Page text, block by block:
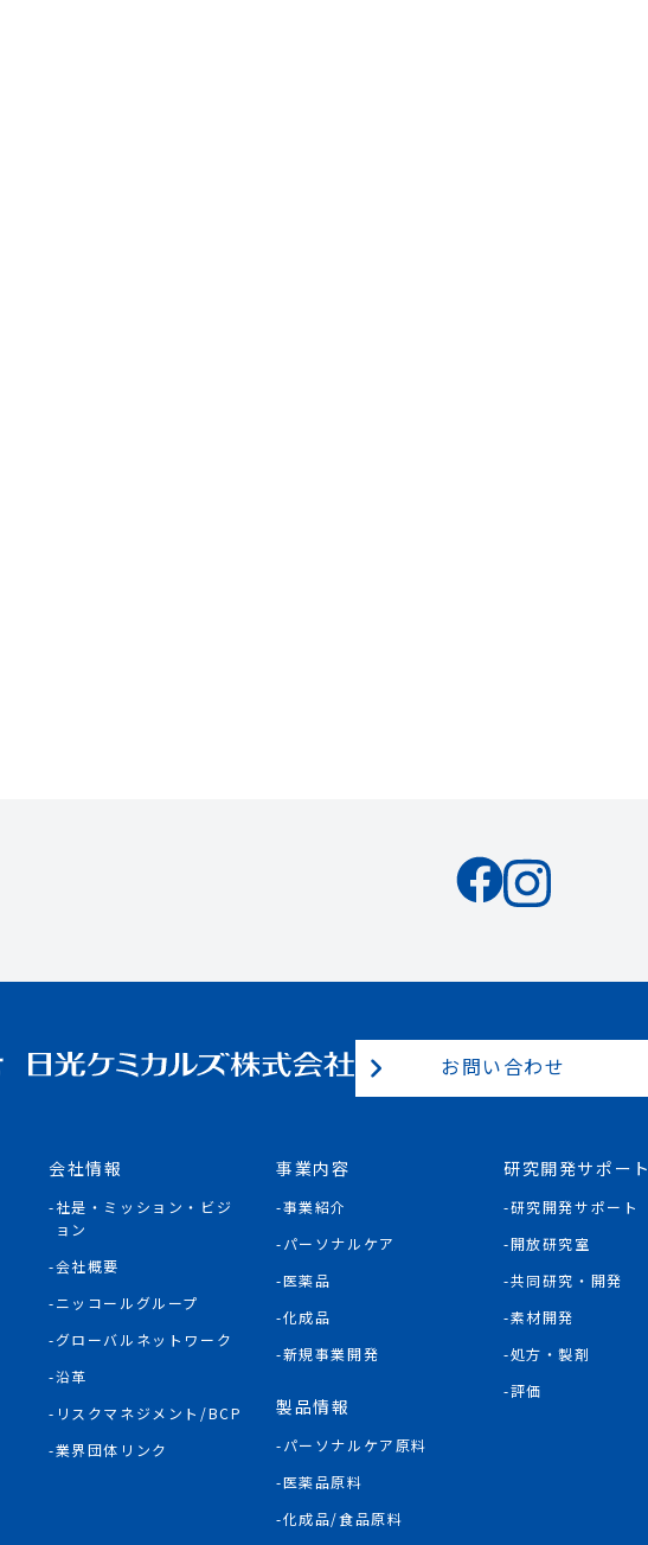
お問い合わせ
会社情報
社是・ミッション・ビジ
ョン
会社概要
ニッコールグループ
グローバルネットワーク
沿革
リスクマネジメント/BCP
業界団体リンク
事業内容
事業紹介
パーソナルケア
医薬品
化成品
新規事業開発
製品情報
パーソナルケア原料
医薬品原料
化成品/食品原料
研究開発サポート
研究開発サポート
開放研究室
共同研究・開発
素材開発
処方・製剤
評価